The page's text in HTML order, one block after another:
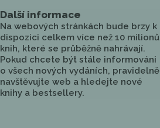
Další informace
Na webových stránkách bude brzy k
dispozici celkem více než 10 milionů
knih, které se průběžně nahrávají.
Pokud chcete být stále informováni
o všech nových vydáních, pravidelně
navštěvujte web a hledejte nové
knihy a bestsellery.